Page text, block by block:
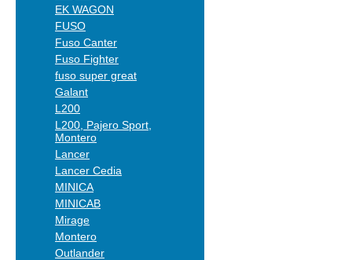
EK WAGON
FUSO
Fuso Canter
Fuso Fighter
fuso super great
Galant
L200
L200, Pajero Sport,
Montero
Lancer
Lancer Cedia
MINICA
MINICAB
Mirage
Montero
Outlander